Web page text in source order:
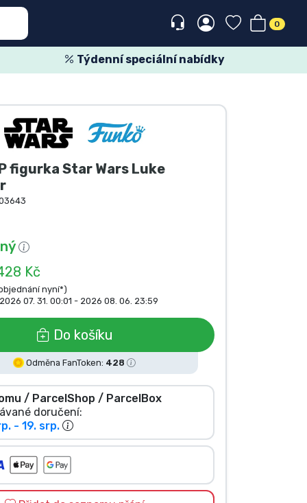
0
Týdenní speciální nabídky
figurka Star Wars Luke
Kč
nyní*)
07. 31. 00:01 - 2026 08. 06. 23:59
Do košíku
Odměna FanToken: 428
/ ParcelShop / ParcelBox
doručení:
- 19. srp.